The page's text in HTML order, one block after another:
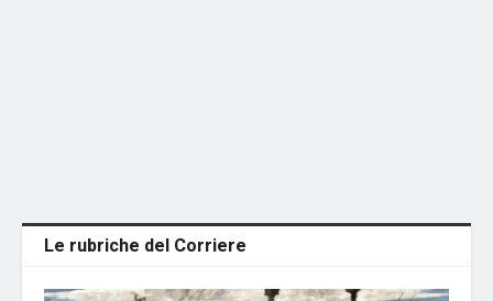
Le rubriche del Corriere